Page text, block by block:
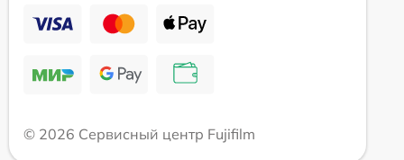
© 2026 Сервисный центр Fujifilm